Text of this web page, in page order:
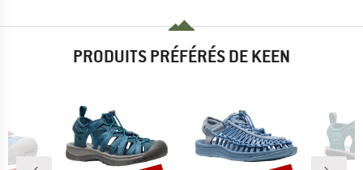
PRODUITS PRÉFÉRÉS DE KEEN